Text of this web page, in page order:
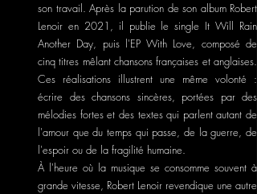
son travail. Après la parution de son album Robert
Lenoir en 2021, il publie le single It Will Rain
Another Day, puis l'EP With Love, composé de
cinq titres mêlant chansons françaises et anglaises.
Ces réalisations illustrent une même volonté :
écrire des chansons sincères, portées par des
mélodies fortes et des textes qui parlent autant de
l'amour que du temps qui passe, de la guerre, de
l'espoir ou de la fragilité humaine.
À l'heure où la musique se consomme souvent à
grande vitesse, Robert Lenoir revendique une autre